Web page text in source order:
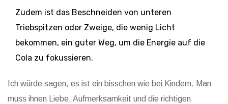
Zudem ist das Beschneiden von unteren
Triebspitzen oder Zweige, die wenig Licht
bekommen, ein guter Weg, um die Energie auf die
Cola zu fokussieren.
Ich würde sagen, es ist ein bisschen wie bei Kindern. Man
muss ihnen Liebe, Aufmerksamkeit und die richtigen